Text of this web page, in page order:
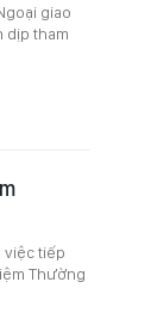
giao
dịp tham
việc tiếp
Thường